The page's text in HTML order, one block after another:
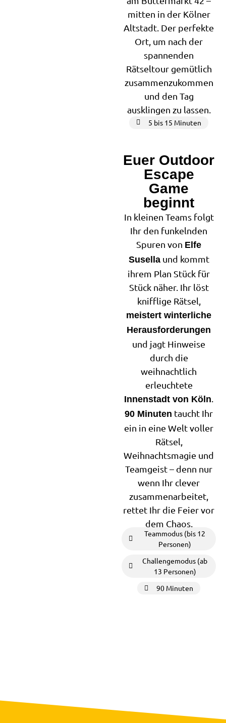
mitten in der Kölner
Altstadt. Der perfekte
Ort, um nach der
spannenden
Rätseltour gemütlich
zusammenzukommen
und den Tag
ausklingen zu lassen.
5 bis 15 Minuten
Euer Outdoor
Escape
Game
beginnt
In kleinen Teams folgt
Ihr den funkelnden
Spuren von Elfe
Susella und kommt
ihrem Plan Stück für
Stück näher. Ihr löst
knifflige Rätsel,
meistert winterliche
Herausforderungen
und jagt Hinweise
durch die
weihnachtlich
erleuchtete
Innenstadt von Köln
90 Minuten taucht Ihr
ein in eine Welt voller
Rätsel,
Weihnachtsmagie und
Teamgeist – denn nur
wenn Ihr clever
zusammenarbeitet,
rettet Ihr die Feier vor
dem Chaos.
Teammodus (bis 12
Personen)
Challengemodus (ab
13 Personen)
90 Minuten